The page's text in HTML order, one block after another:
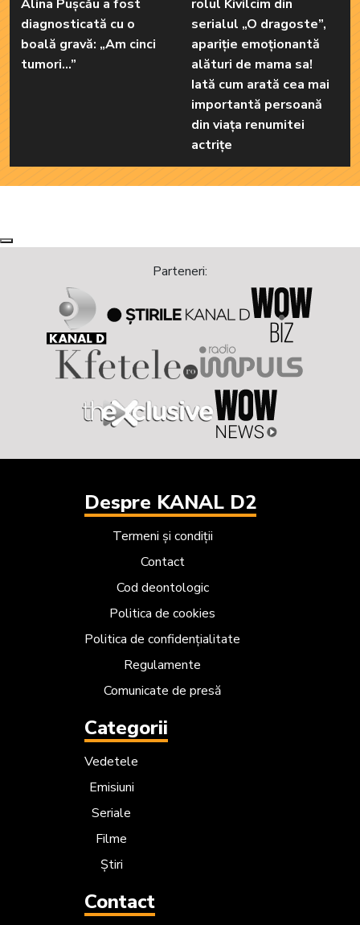
Alina Pușcău a fost
diagnosticată cu o
boală gravă: „Am cinci
tumori...”
rolul Kivilcim din
serialul „O dragoste”,
apariție emoționantă
alături de mama sa!
Iată cum arată cea mai
importantă persoană
din viața renumitei
actrițe
Next
Previous
Parteneri:
Despre KANAL D2
Termeni și condiții
Contact
Cod deontologic
Politica de cookies
Politica de confidențialitate
Regulamente
Comunicate de presă
Categorii
Vedetele
Emisiuni
Seriale
Filme
Știri
Contact